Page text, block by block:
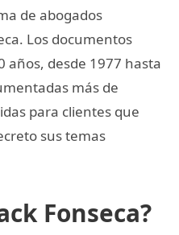
de abogados
Los documentos
años, desde 1977 hasta
más de
para clientes que
sus temas
Fonseca?